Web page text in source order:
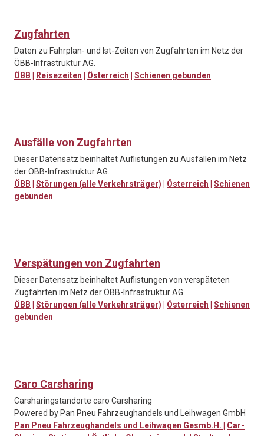
Zugfahrten
Daten zu Fahrplan- und Ist-Zeiten von Zugfahrten im Netz der
ÖBB-Infrastruktur AG.
ÖBB
Reisezeiten Österreich Schienen gebunden
Ausfälle von Zugfahrten
Dieser Datensatz beinhaltet Auflistungen zu Ausfällen im Netz
der ÖBB-Infrastruktur AG.
ÖBB
Störungen (alle Verkehrsträger) Österreich
Schienen
gebunden
Verspätungen von Zugfahrten
Dieser Datensatz beinhaltet Auflistungen von verspäteten
Zugfahrten im Netz der ÖBB-Infrastruktur AG.
ÖBB
Störungen (alle Verkehrsträger) Österreich
Schienen
gebunden
Caro Carsharing
Carsharingstandorte caro Carsharing
Powered by Pan Pneu Fahrzeughandels und Leihwagen GmbH
Pan Pneu Fahrzeughandels und Leihwagen Gesmb.H.
Car-